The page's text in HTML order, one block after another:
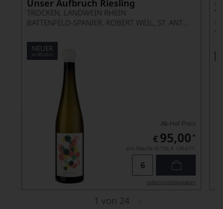
Unser Aufbruch Riesling
TROCKEN, LANDWEIN RHEIN
BATTENFELD-SPANIER, ROBERT WEIL, ST. ANTONY
NEUER
JAHRGANG
Ab-Hof-Preis
€ 95,00 *
pro Flasche (0.75l), € 126,67 /L
Lebensmittel­angaben
1 von 24